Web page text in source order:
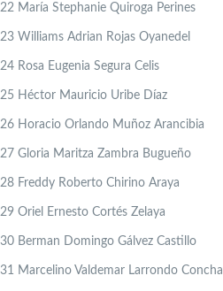
22 María Stephanie Quiroga Perines
23 Williams Adrian Rojas Oyanedel
24 Rosa Eugenia Segura Celis
25 Héctor Mauricio Uribe Díaz
26 Horacio Orlando Muñoz Arancibia
27 Gloria Maritza Zambra Bugueño
28 Freddy Roberto Chirino Araya
29 Oriel Ernesto Cortés Zelaya
30 Berman Domingo Gálvez Castillo
31 Marcelino Valdemar Larrondo Concha